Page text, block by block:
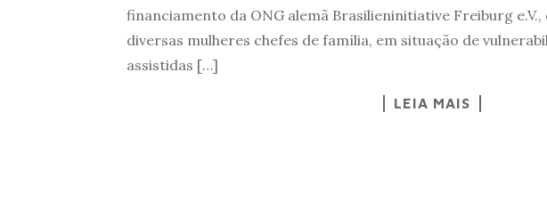
financiamento da ONG alemã Brasilieninitiative Freiburg e.V.,
diversas mulheres chefes de família, em situação de
assistidas […]
LEIA MAIS